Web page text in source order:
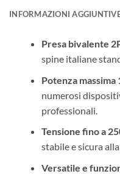
INFORMAZIONI
Presa bivalente
spine italiane
Potenza massima
numerosi
professionali.
Tensione fino a
stabile e sicura
Versatile e